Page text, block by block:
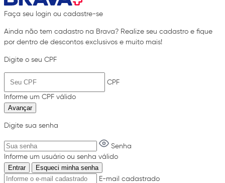
Faça seu login ou cadastre-se
Ainda não tem cadastro na Brava? Realize seu cadastro e fique
por dentro de descontos exclusivos e muito mais!
Digite o seu CPF
CPF
Informe um CPF válido
Avançar
Digite sua senha
Senha
Informe um usuário ou senha válido
Entrar Esqueci minha senha
E-mail cadastrado